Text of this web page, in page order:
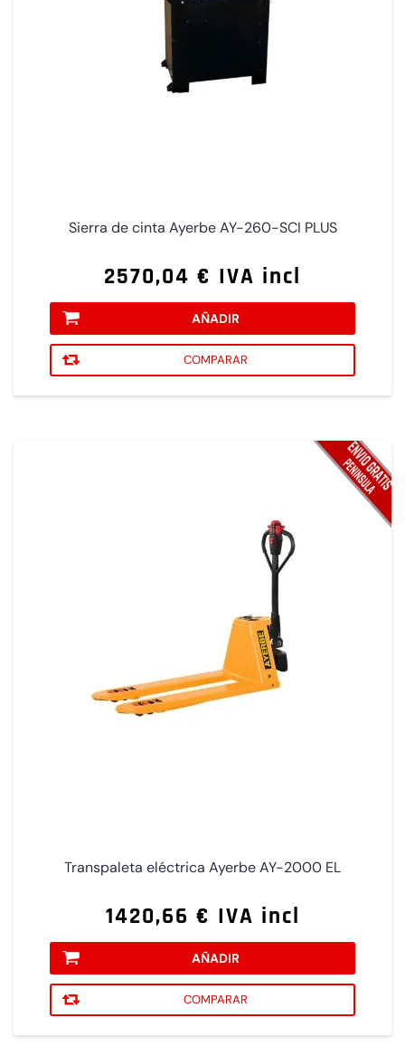
Sierra de cinta Ayerbe AY-260-SCI PLUS
2570,04 € IVA incl
AÑADIR
COMPARAR
Transpaleta eléctrica Ayerbe AY-2000 EL
1420,66 € IVA incl
AÑADIR
COMPARAR